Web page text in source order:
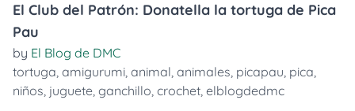
El Club del Patrón: Donatella la tortuga de Pica
Pau
by El Blog de DMC
tortuga, amigurumi, animal, animales, picapau, pica,
niños, juguete, ganchillo, crochet, elblogdedmc